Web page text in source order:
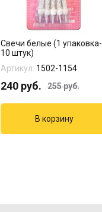
Свечи белые (1 упаковка-
10 штук)
Артикул: 1502-1154
240 руб. 255руб.